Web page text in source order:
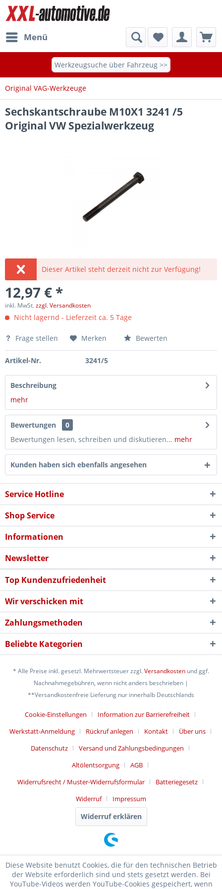
Menü
Werkzeugsuche über Fahrzeug >>
Original VAG-Werkzeuge
Sechskantschraube M10X1 3241 /5
Original VW Spezialwerkzeug
Dieser Artikel steht derzeit nicht zur Verfügung!
12,97 € *
inkl. MwSt.zzgl. Versandkosten
Nicht lagernd - Lieferzeit ca. 5 Tage
Frage stellen Merken Bewerten
Artikel-Nr. 3241/5
Beschreibung
mehr
Bewertungen
0
Bewertungen lesen, schreiben und diskutieren... mehr
Kunden haben sich ebenfalls angesehen
Service Hotline
Shop Service
Informationen
Newsletter
Top Kundenzufriedenheit
Wir verschicken mit
Zahlungsmethoden
Beliebte Kategorien
* Alle Preise inkl. gesetzl. Mehrwertsteuer zzgl.Versandkosten und ggf.
Nachnahmegebühren, wenn nicht anders beschrieben |
**Versandkostenfreie Lieferung nur innerhalb Deutschlands
Cookie-Einstellungen
Information zur Barrierefreiheit
Werkstatt-Anmeldung
Rückruf anlegen Kontakt
Über uns
Datenschutz
Versand und Zahlungsbedingungen
Altölentsorgung
AGB
Widerrufsrecht / Muster-Widerrufsformular
Batteriegesetz
Widerruf
Impressum
Widerruf erklären
Diese Website benutzt Cookies, die für den technischen Betrieb
der Website erforderlich sind und stets gesetzt werden. Bei
YouTube-Videos werden YouTube-Cookies gespeichert, wenn